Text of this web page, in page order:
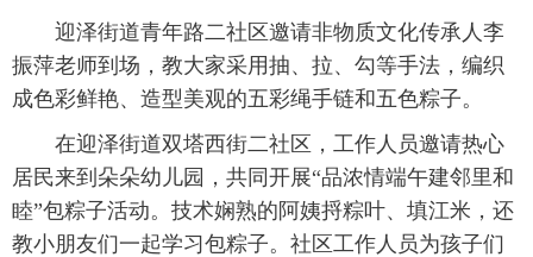
迎泽街道青年路二社区邀请非物质文化传承人李
振萍老师到场，教大家采用抽、拉、勾等手法，编织
成色彩鲜艳、造型美观的五彩绳手链和五色粽子。
在迎泽街道双塔西街二社区，工作人员邀请热心
居民来到朵朵幼儿园，共同开展“品浓情端午建邻里和
睦”包粽子活动。技术娴熟的阿姨捋粽叶、填江米，还
教小朋友们一起学习包粽子。社区工作人员为孩子们